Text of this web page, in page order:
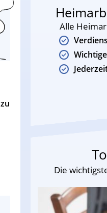
Alle
Die